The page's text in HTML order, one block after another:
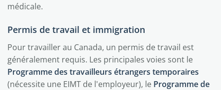
médicale.
Permis de travail et immigration
Pour travailler au Canada, un permis de travail est
généralement requis. Les principales voies sont le
Programme des travailleurs étrangers temporaires
(nécessite une EIMT de l'employeur), le Programme de